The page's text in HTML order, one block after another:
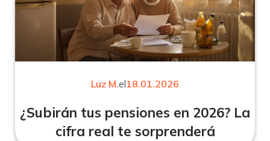
Luz M.el18.01.2026
¿Subirán tus pensiones en 2026? La
cifra real te sorprenderá